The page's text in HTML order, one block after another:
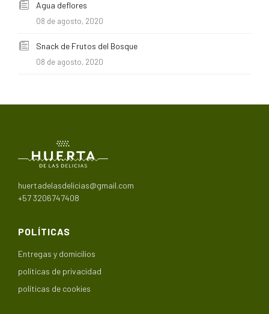
Agua deflores
08 de agosto, 2020
Snack de Frutos del Bosque
08 de agosto, 2020
huertadelasdelicias@gmail.com
+57 3206747408
POLÍTICAS
Entregas y domicilios
políticas de privacidad
políticas de cookies